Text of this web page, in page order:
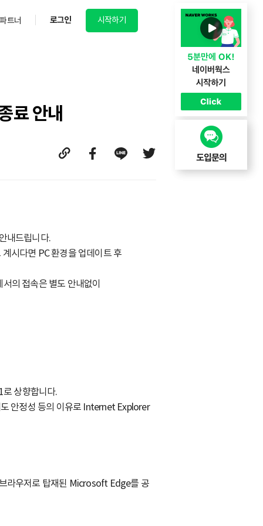
파트너 로그인 시작하기
료 안내
내드립니다.
시다면 PC 환경을 업데이트 후
의 접속은 별도 안내없이
상향합니다.
안정성 등의 이유로 Internet Explorer
라우저로 탑재된 Microsoft Edge를 공